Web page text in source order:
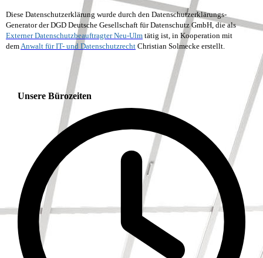
Diese Datenschutzerklärung wurde durch den Datenschutzerklärungs-
Generator der DGD Deutsche Gesellschaft für Datenschutz GmbH, die als
Externer Datenschutzbeauftragter Neu-Ulm tätig ist, in Kooperation mit
demAnwalt für IT- und Datenschutzrecht Christian Solmecke erstellt.
Unsere Bürozeiten